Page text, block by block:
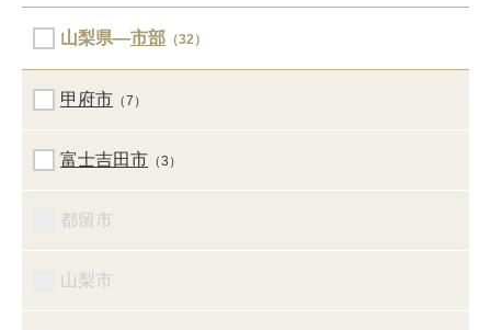
山梨県―市部 （32）
甲府市 （7）
富士吉田市 （3）
都留市
山梨市